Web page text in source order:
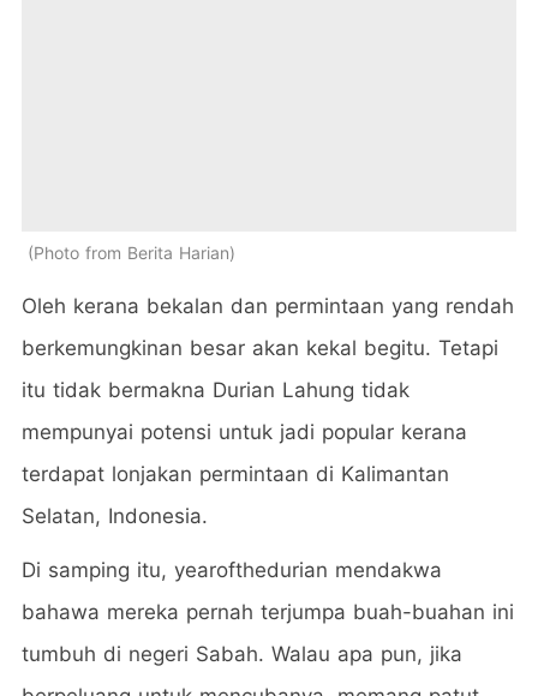
Photo from Berita Harian
Oleh kerana bekalan dan permintaan yang rendah
berkemungkinan besar akan kekal begitu. Tetapi
itu tidak bermakna Durian Lahung tidak
mempunyai potensi untuk jadi popular kerana
terdapat lonjakan permintaan di Kalimantan
Selatan, Indonesia.
Di samping itu, yearofthedurian mendakwa
bahawa mereka pernah terjumpa buah-buahan ini
tumbuh di negeri Sabah. Walau apa pun, jika